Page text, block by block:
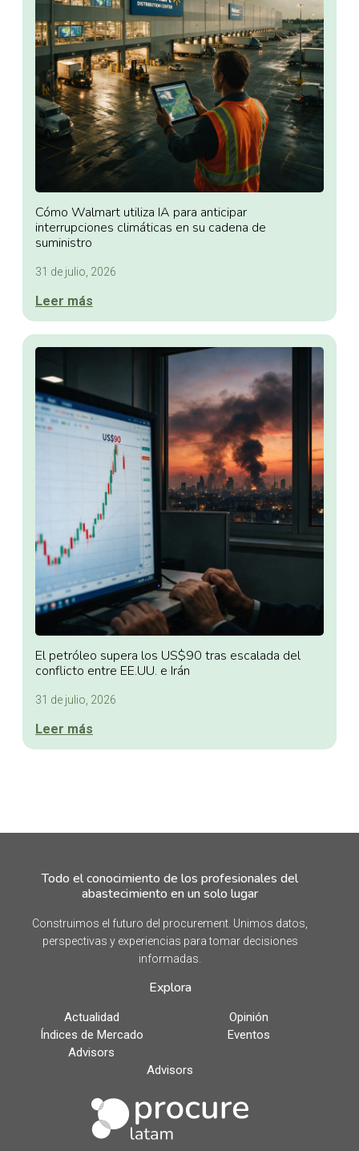
Cómo Walmart utiliza IA para anticipar
interrupciones climáticas en su cadena de
suministro
31 de julio, 2026
Leer más
El petróleo supera los US$90 tras escalada del
conflicto entre EE.UU. e Irán
31 de julio, 2026
Leer más
Todo el conocimiento de los profesionales del
abastecimiento en un solo lugar
Construimos el futuro del procurement. Unimos datos,
perspectivas y experiencias para tomar decisiones
informadas.
Explora
Actualidad
Opinión
Índices de Mercado
Eventos
Advisors
Advisors